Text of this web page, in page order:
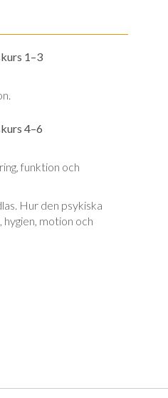
1–3
4–6
funktion och
Hur den psykiska
hygien, motion och